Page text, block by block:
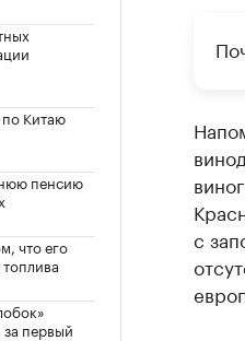
Китаю
пенсию
что его
первый
с